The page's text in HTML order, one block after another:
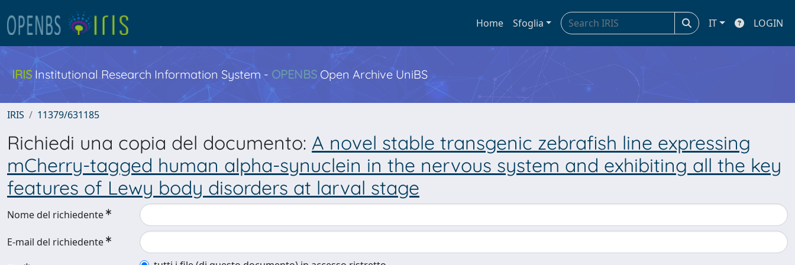
Home Sfoglia IT LOGIN
IRIS Institutional Research Information System - OPENBS Open Archive UniBS
IRIS 11379/631185
Richiedi una copia del documento: A novel stable transgenic zebrafish line expressing
mCherry-tagged human alpha-synuclein in the nervous system and exhibiting all the key
features of Lewy body disorders at larval stage
Nome del richiedente
E-mail del richiedente